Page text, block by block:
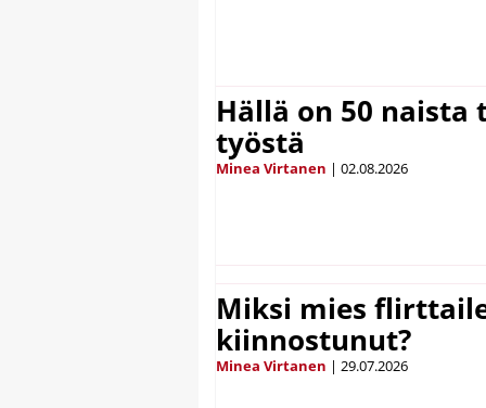
Hällä on 50 naista
työstä
Minea Virtanen | 02.08.2026
Miksi mies
kiinnostunut?
Minea Virtanen | 29.07.2026